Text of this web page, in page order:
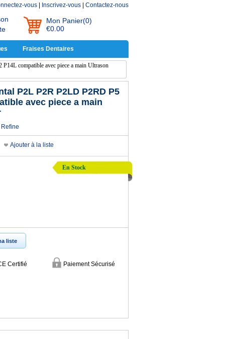
vous Inscrivez-vous Contactez-nous
Mon Panier(0)
€0.00
Fraises Dentaires
compatible avec piece a main Ultrason
P2L P2R P2LD P2RD P5
avec piece a main
Refine
Ajouter à la liste
En Stock
liste
Certifié Paiement Sécurisé